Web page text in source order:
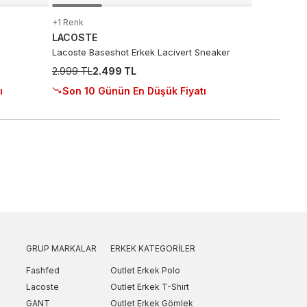
+1 Renk
LACOSTE
Lacoste Baseshot Erkek Lacivert Sneaker
2.999 TL2.499 TL
Son 10 Günün En Düşük Fiyatı
GRUP MARKALAR
Fashfed
Lacoste
GANT
ERKEK KATEGORILER
Outlet Erkek Polo
Outlet Erkek T-Shirt
Outlet Erkek Gömlek